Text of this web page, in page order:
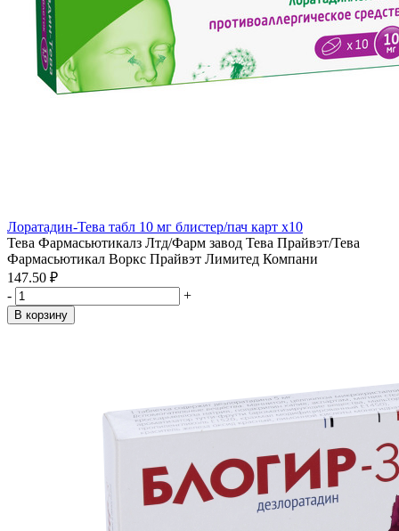
Лоратадин-Тева табл 10 мг блистер/пач карт x10
Тева Фармасьютикалз Лтд/Фарм завод Тева Прайвэт/Тева
Фармасьютикал Воркс Прайвэт Лимитед Компани
147.50 ₽
-
+
В корзину